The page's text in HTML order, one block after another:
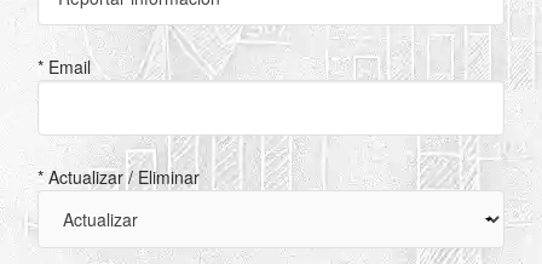
* Email
* Actualizar / Eliminar